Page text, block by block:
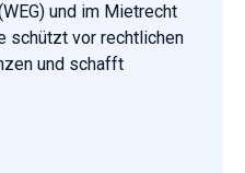
und im Mietrecht
schützt vor rechtlichen
und schafft